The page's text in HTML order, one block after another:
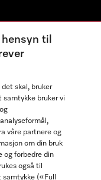
til
skal, bruker
bruker vi
våre partnere og
om din bruk
og forbedre din
også til
(«Full